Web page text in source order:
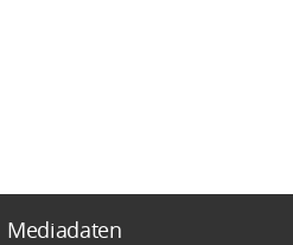
Mediadaten